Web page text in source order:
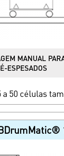
MANUAL
ESPESADOS
a 50 células